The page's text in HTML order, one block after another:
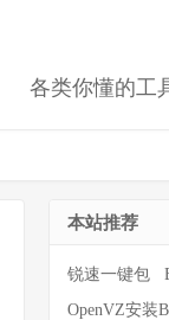
各类你懂的工
本站推荐
锐速一键包
OpenVZ安装